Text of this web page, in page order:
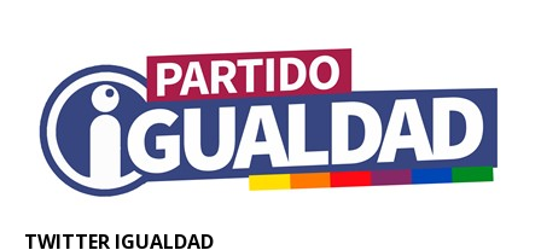
TWITTER IGUALDAD